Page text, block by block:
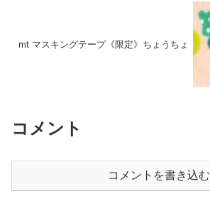
mt マスキングテープ《限定》ちょうちょ
コメント
コメントを書き込む